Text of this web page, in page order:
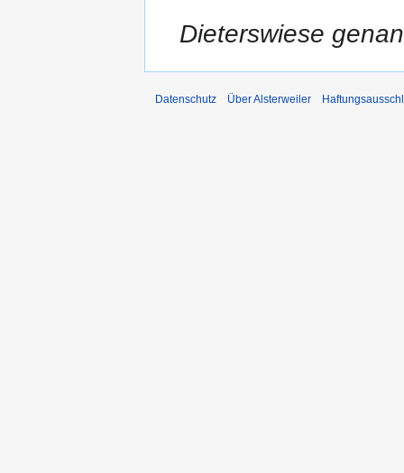
Dieterswiese
Datenschutz Über Alsterweiler